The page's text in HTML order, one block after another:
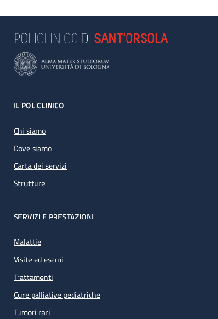
Footer
IL POLICLINICO
Chi siamo
Dove siamo
Carta dei servizi
Strutture
SERVIZI E PRESTAZIONI
Malattie
Visite ed esami
Trattamenti
Cure palliative pediatriche
Tumori rari